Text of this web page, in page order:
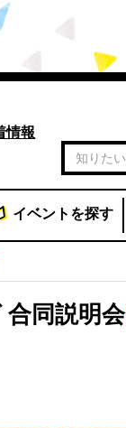
情報
イベント を探す
同説明会